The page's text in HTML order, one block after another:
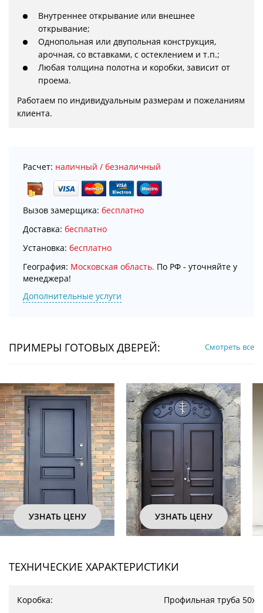
Внутреннее открывание или внешнее
открывание;
Однопольная или двупольная конструкция,
арочная, со вставками, с остеклением и т.п.;
Любая толщина полотна и коробки, зависит от
проема.
Работаем по индивидуальным размерам и пожеланиям
клиента.
Расчет: наличный / безналичный
Вызов замерщика: бесплатно
Доставка: бесплатно
Установка: бесплатно
География: Московская область. По РФ - уточняйте у
менеджера!
Дополнительные услуги
ПРИМЕРЫ ГОТОВЫХ ДВЕРЕЙ: Смотреть все
УЗНАТЬ ЦЕНУ УЗНАТЬ ЦЕНУ
ТЕХНИЧЕСКИЕ ХАРАКТЕРИСТИКИ
Коробка: Профильная труба